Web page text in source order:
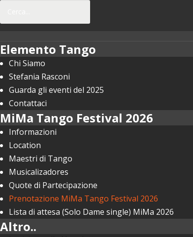
Elemento Tango
Chi Siamo
Stefania Rasconi
Guarda gli eventi del 2025
Contattaci
MiMa Tango Festival 2026
Informazioni
Location
Maestri di Tango
Musicalizadores
Quote di Partecipazione
Prenotazione MiMa Tango Festival 2026
Lista di attesa (Solo Dame single) MiMa 2026
Altro..
Cerca...